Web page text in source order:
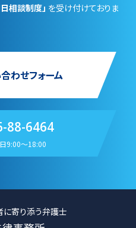
日相談制度」 を受け付けておりま
わせフォーム
88-6464
9:00〜18:00
寄り添う弁護士